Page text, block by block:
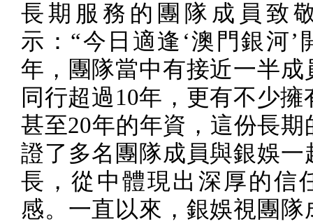
長期服務的團隊成員致
示：“今日適逢‘澳門銀河’
年，團隊當中有接近一半成
同行超過 10年，更有不少擁
甚至20年的年資，這份長期
證了多名團隊成員與銀娛一
長，從中體現出深厚的信
感。一直以來，銀娛視團隊